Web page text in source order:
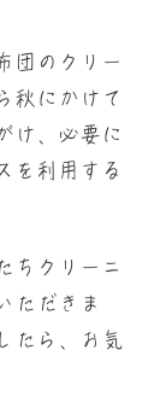
団のクリー
秋にかけて
け、必要に
を利用する
ちクリーニ
ただきま
たら、お気